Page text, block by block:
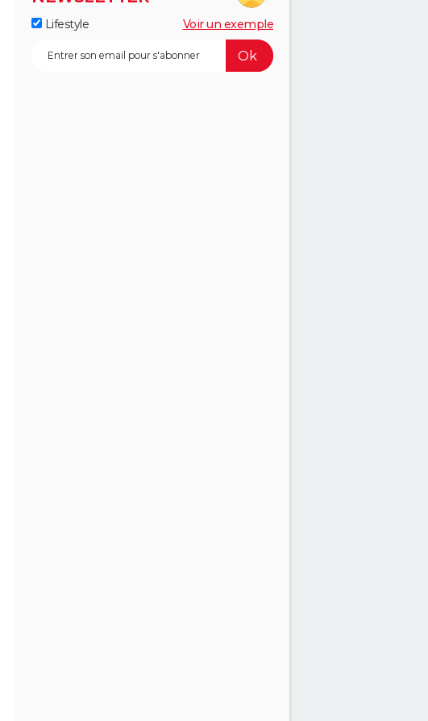
Lifestyle Voir un exemple